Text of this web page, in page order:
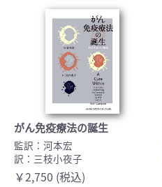
がん免疫療法の誕生
監訳：河本宏
訳：三枝小夜子
￥2,750 (税込)